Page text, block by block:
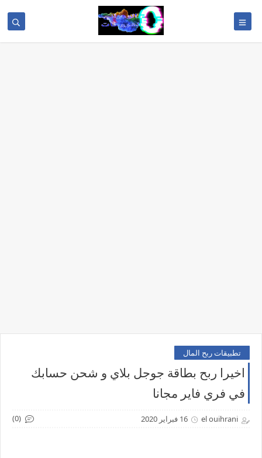
تطبيقات ربح المال
اخيرا ربح بطاقة جوجل بلاي و شحن حسابك
في فري فاير مجانا
el ouihrani 16 فبراير 2020 (0)